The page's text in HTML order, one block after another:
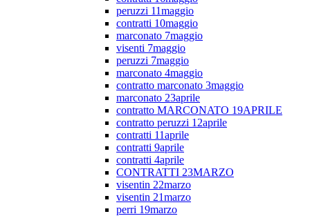
peruzzi 11maggio
contratti 10maggio
marconato 7maggio
visenti 7maggio
peruzzi 7maggio
marconato 4maggio
contratto marconato 3maggio
marconato 23aprile
contratto MARCONATO 19APRILE
contratto peruzzi 12aprile
contratti 11aprile
contratti 9aprile
contratti 4aprile
CONTRATTI 23MARZO
visentin 22marzo
visentin 21marzo
perri 19marzo